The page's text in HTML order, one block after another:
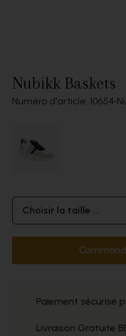
Nubikk Baskets
Numéro d'article: 10654
Choisir la taille ...
Paiement sécurisé
Livraison Gratuite